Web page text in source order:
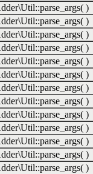
)
)
)
)
)
)
)
)
)
)
)
)
)